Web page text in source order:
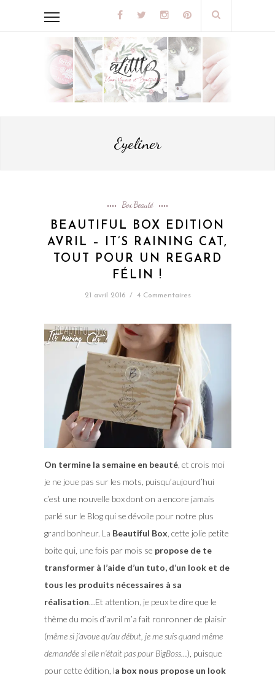
Eyeliner
Box Beauté
BEAUTIFUL BOX EDITION
AVRIL – IT’S RAINING CAT,
TOUT POUR UN REGARD
FÉLIN !
21 avril 2016 / 4 Commentaires
On termine la semaine en beauté, et crois moi
je ne joue pas sur les mots, puisqu’aujourd’hui
c’est une nouvelle box dont on a encore jamais
parlé sur le Blog qui se dévoile pour notre plus
grand bonheur. La Beautiful Box , cette jolie petite
boite qui, une fois par mois se propose de te
transformer à l’aide d’un tuto, d’un look et de
tous les produits nécessaires à sa
réalisation…Et attention, je peux te dire que le
thème du mois d’avril m’a fait ronronner de plaisir
(même si j’avoue qu’au début, je me suis quand même
demandée si elle n’était pas pour BigBoss…), puisque
pour cette édition, la box nous propose un look